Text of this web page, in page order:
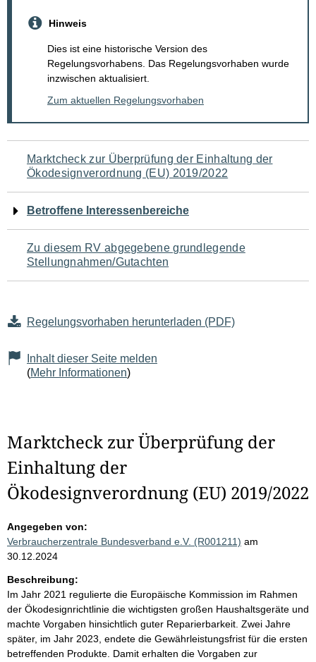
Hinweis
Dies ist eine historische Version des
Regelungsvorhabens. Das Regelungsvorhaben wurde
inzwischen aktualisiert.
Zum aktuellen Regelungsvorhaben
Navigation
für
den
Seiteninhalt
Marktcheck zur Überprüfung der Einhaltung der
Ökodesignverordnung (EU) 2019/2022
Betroffene Interessenbereiche
Zu diesem RV abgegebene grundlegende
Stellungnahmen/Gutachten
Regelungsvorhaben herunterladen (PDF)
Inhalt dieser Seite melden
(Mehr Informationen)
Marktcheck zur Überprüfung der
Einhaltung der
Ökodesignverordnung (EU) 2019/2022
Angegeben von:
Verbraucherzentrale Bundesverband e.V. (R001211) am
30.12.2024
Beschreibung:
Im Jahr 2021 regulierte die Europäische Kommission im Rahmen
der Ökodesignrichtlinie die wichtigsten großen Haushaltsgeräte und
machte Vorgaben hinsichtlich guter Reparierbarkeit. Zwei Jahre
später, im Jahr 2023, endete die Gewährleistungsfrist für die ersten
betreffenden Produkte. Damit erhalten die Vorgaben zur